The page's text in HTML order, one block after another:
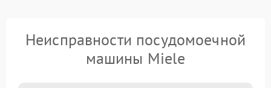
Неисправности посудомоечной
машины Miele